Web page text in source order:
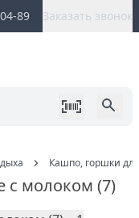
89 Заказать звонок
Кашпо, горшки
с молоком (7)